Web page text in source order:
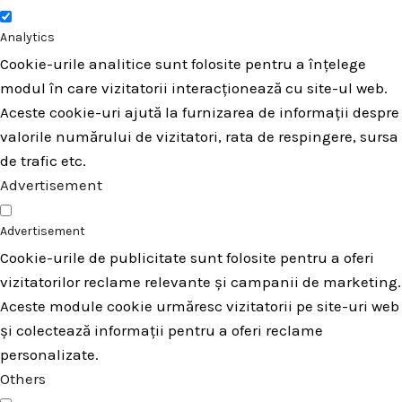
Analytics
Cookie-urile analitice sunt folosite pentru a înțelege
modul în care vizitatorii interacționează cu site-ul web.
Aceste cookie-uri ajută la furnizarea de informații despre
valorile numărului de vizitatori, rata de respingere, sursa
de trafic etc.
Advertisement
Advertisement
Cookie-urile de publicitate sunt folosite pentru a oferi
vizitatorilor reclame relevante și campanii de marketing.
Aceste module cookie urmăresc vizitatorii pe site-uri web
și colectează informații pentru a oferi reclame
personalizate.
Others